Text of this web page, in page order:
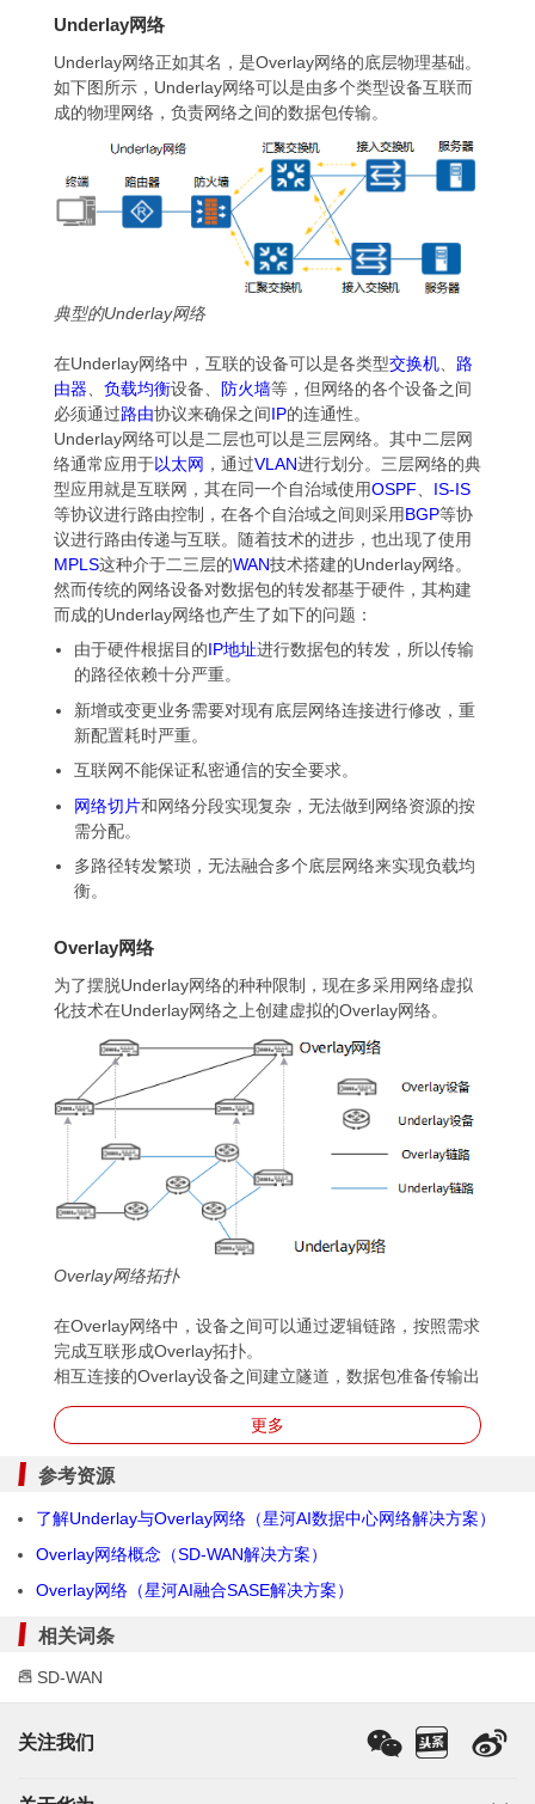
Underlay网络
Underlay网络正如其名，是Overlay网络的底层物理基础。
如下图所示，Underlay网络可以是由多个类型设备互联而
成的物理网络，负责网络之间的数据包传输。
典型的Underlay网络
在Underlay网络中，互联的设备可以是各类型交换机
路
由器
负载均衡设备、 防火墙等，但网络的各个设备之间
必须通过路由协议来确保之间IP的连通性。
Underlay网络可以是二层也可以是三层网络。其中二层网
络通常应用于以太网 ，通过VLAN进行划分。三层网络的典
型应用就是互联网，其在同一个自治域使用OSPF
IS-IS
等协议进行路由控制，在各个自治域之间则采用BGP等协
议进行路由传递与互联。随着技术的进步，也出现了使用
MPLS这种介于二三层的WAN技术搭建的Underlay网络。
然而传统的网络设备对数据包的转发都基于硬件，其构建
而成的Underlay网络也产生了如下的问题：
由于硬件根据目的IP地址进行数据包的转发，所以传输
的路径依赖十分严重。
新增或变更业务需要对现有底层网络连接进行修改，重
新配置耗时严重。
互联网不能保证私密通信的安全要求。
网络切片和网络分段实现复杂，无法做到网络资源的按
需分配。
多路径转发繁琐，无法融合多个底层网络来实现负载均
衡。
Overlay网络
为了摆脱Underlay网络的种种限制，现在多采用网络虚拟
化技术在Underlay网络之上创建虚拟的Overlay网络。
Overlay网络拓扑
在Overlay网络中，设备之间可以通过逻辑链路，按照需求
完成互联形成Overlay拓扑。
相互连接的Overlay设备之间建立隧道，数据包准备传输出
屏蔽掉内层的IP头部，数据包根据新的IP头部进行转发。
被丢弃，得到原始的数据包，在这个过程中Overlay网络并
中，各站点之间互联可以忽略Underlay网络类型，只看到
Overlay网络一种类型，从而可以灵活的应用多种WAN业
Overlay网络有着各种网络协议和标准，包括
NVGRE、SST、
理网络建立一个与物理网络隔离的逻辑网络，这里的物理
网络和逻辑网络就是通常所说的Underlay网络和Overlay网
随着SDN
技术的引入，加入了控制器的Overlay网络，有着
更多
参考资源
了解Underlay与Overlay网络（星河AI数据中心网络解决方案）
Overlay网络概念（SD-WAN解决方案）
Overlay网络（星河AI融合SASE解决方案）
相关词条
SD-WAN
关注我们